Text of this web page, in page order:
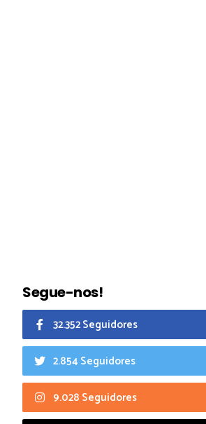
Segue-nos!
32.352 Seguidores
2.854 Seguidores
9.028 Seguidores